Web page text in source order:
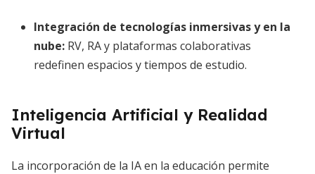
Integración de tecnologías inmersivas y en la
nube: RV, RA y plataformas colaborativas
redefinen espacios y tiempos de estudio.
Inteligencia Artificial y Realidad
Virtual
La incorporación de la IA en la educación permite